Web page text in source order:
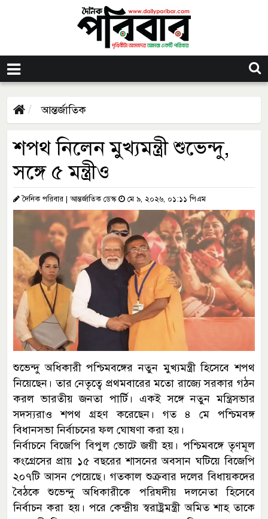
আন্তর্জাতিক
শপথ নিলেন মুখ্যমন্ত্রী শুভেন্দু,
সঙ্গে ৫ মন্ত্রীও
দৈনিক পরিবার | আন্তর্জাতিক ডেস্ক মে ৯, ২০২৬, ০১:১১ পিএম
শুভেন্দু অধিকারী পশ্চিমবঙ্গের নতুন মুখ্যমন্ত্রী হিসেবে শপথ
নিয়েছেন। তার নেতৃত্বে প্রথমবারের মতো রাজ্যে সরকার গঠন
করল ভারতীয় জনতা পার্টি। একই সঙ্গে নতুন মন্ত্রিসভার
সদস্যরাও শপথ গ্রহণ করেছেন। গত ৪ মে পশ্চিমবঙ্গ
বিধানসভা নির্বাচনের ফল ঘোষণা করা হয়।
নির্বাচনে বিজেপি বিপুল ভোটে জয়ী হয়। পশ্চিমবঙ্গে তৃণমূল
কংগ্রেসের প্রায় ১৫ বছরের শাসনের অবসান ঘটিয়ে বিজেপি
২০৭টি আসন পেয়েছে। গতকাল শুক্রবার দলের বিধায়কদের
বৈঠকে শুভেন্দু অধিকারীকে পরিষদীয় দলনেতা হিসেবে
নির্বাচন করা হয়। পরে কেন্দ্রীয় স্বরাষ্ট্রমন্ত্রী অমিত শাহ তাকে